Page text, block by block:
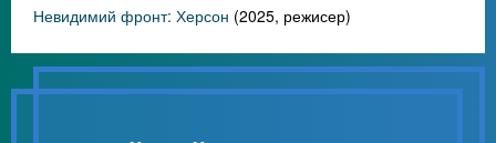
Невидимий фронт: Херсон (2025, режисер)